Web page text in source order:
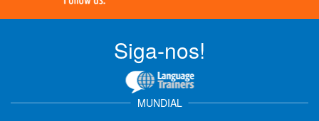
Siga-nos!
MUNDIAL